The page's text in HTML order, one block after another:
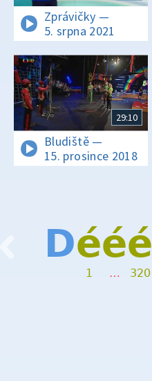
Zprávičky —
5. srpna 2021
29:10
Bludiště —
15. prosince 2018
Dé
1
é
…
é
320